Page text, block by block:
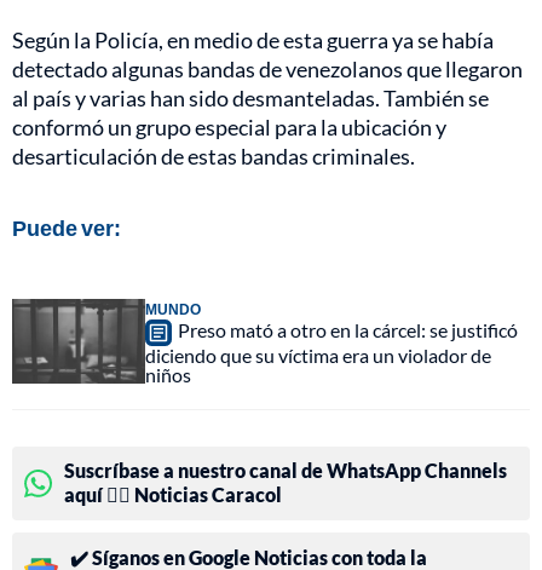
Según la Policía, en medio de esta guerra ya se había
detectado algunas bandas de venezolanos que llegaron
al país y varias han sido desmanteladas. También se
conformó un grupo especial para la ubicación y
desarticulación de estas bandas criminales.
Puede ver:
MUNDO
Preso mató a otro en la cárcel: se justificó
diciendo que su víctima era un violador de
niños
Suscríbase a nuestro canal de WhatsApp Channels
aquí 👉🏻 Noticias Caracol
✔️ Síganos en Google Noticias con toda la